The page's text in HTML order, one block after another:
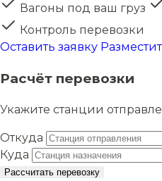
Вагоны под ваш груз
Контроль перевозки
Оставить заявку
Расчёт перевозки
Укажите станции
Откуда
Куда
Рассчитать перевозку